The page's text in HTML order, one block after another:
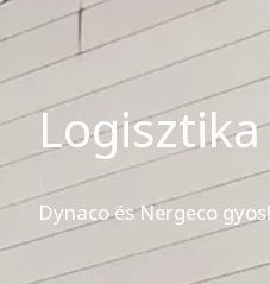
Logisztika
Dynaco és Nergeco